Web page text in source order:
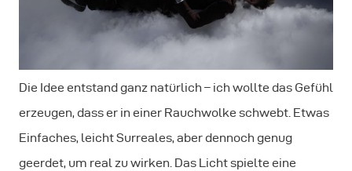
Die Idee entstand ganz natürlich – ich wollte das Gefühl
erzeugen, dass er in einer Rauchwolke schwebt. Etwas
Einfaches, leicht Surreales, aber dennoch genug
geerdet, um real zu wirken. Das Licht spielte eine